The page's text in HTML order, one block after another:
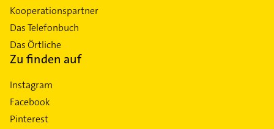
Kooperationspartner
Das Telefonbuch
Das Örtliche
Zu finden auf
Instagram
Facebook
Pinterest